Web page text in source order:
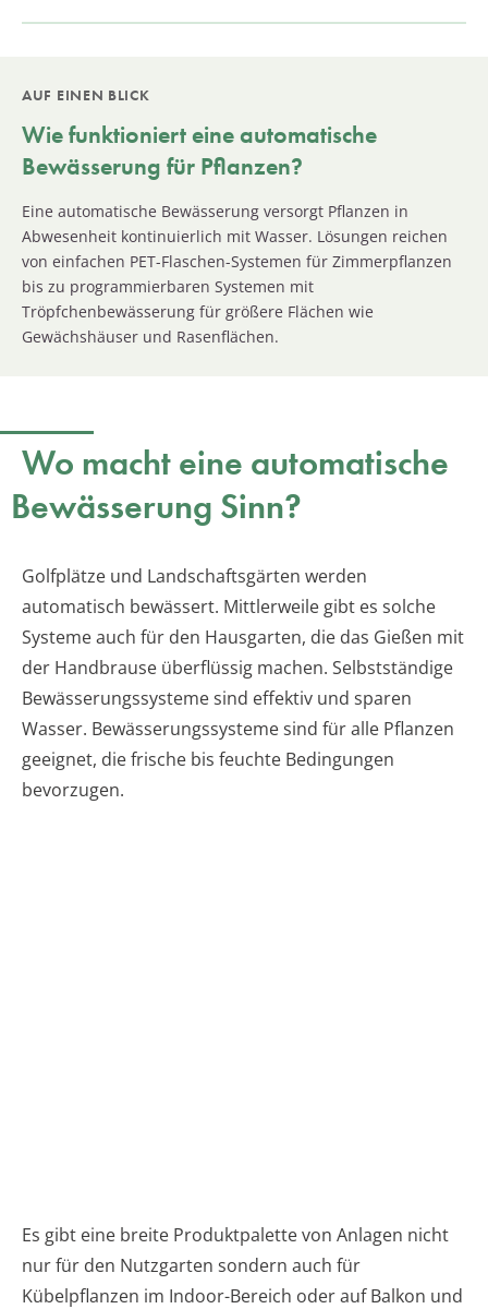
AUF EINEN BLICK
Wie funktioniert eine automatische
Bewässerung für Pflanzen?
Eine automatische Bewässerung versorgt Pflanzen in
Abwesenheit kontinuierlich mit Wasser. Lösungen reichen
von einfachen PET-Flaschen-Systemen für Zimmerpflanzen
bis zu programmierbaren Systemen mit
Tröpfchenbewässerung für größere Flächen wie
Gewächshäuser und Rasenflächen.
Wo macht eine automatische
Bewässerung Sinn?
Golfplätze und Landschaftsgärten werden
automatisch bewässert. Mittlerweile gibt es solche
Systeme auch für den Hausgarten, die das Gießen mit
der Handbrause überflüssig machen. Selbstständige
Bewässerungssysteme sind effektiv und sparen
Wasser. Bewässerungssysteme sind für alle Pflanzen
geeignet, die frische bis feuchte Bedingungen
bevorzugen.
Es gibt eine breite Produktpalette von Anlagen nicht
nur für den Nutzgarten sondern auch für
Kübelpflanzen im Indoor-Bereich oder auf Balkon und